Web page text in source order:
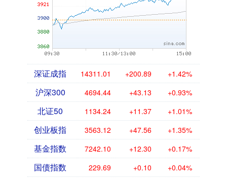
深证成指 14311.01 +200.89 +1.42%
沪深300 4694.44 +43.13 +0.93%
北证50 1134.24 +11.37 +1.01%
创业板指 3563.12 +47.56 +1.35%
基金指数 7242.10 +12.30 +0.17%
国债指数 229.69 +0.10 +0.04%